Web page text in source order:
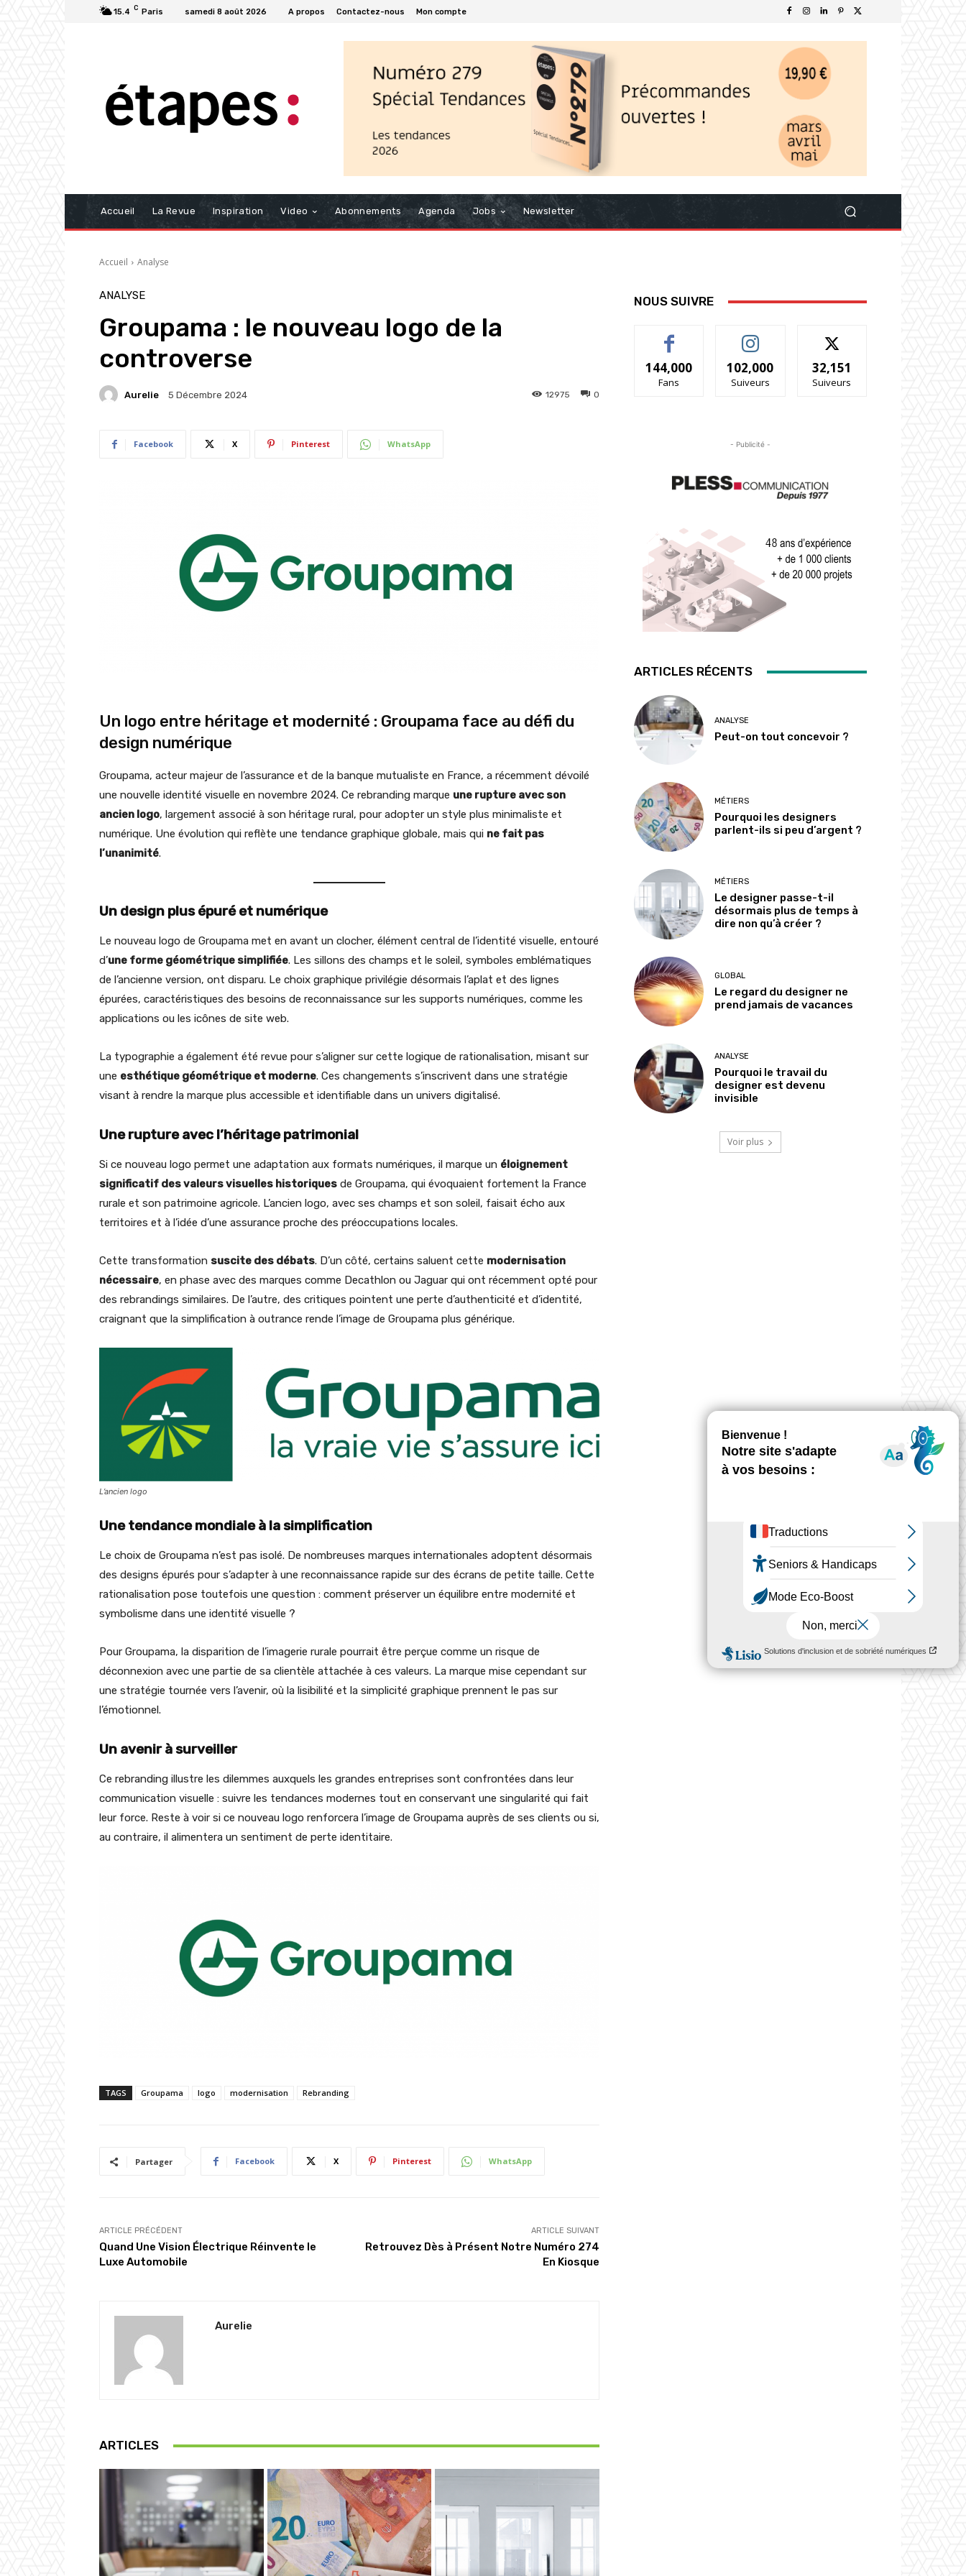
15.4 C Paris samedi 8 août 2026 A propos Contactez-nous Mon compte
Accueil La Revue Inspiration Video Abonnements Agenda Jobs Newsletter
Accueil Analyse
ANALYSE
Groupama : le nouveau logo de la
controverse
Aurelie 5 Décembre 2024 0
12975
Facebook X Pinterest WhatsApp
Un logo entre héritage et modernité : Groupama face au défi du
design numérique
Groupama, acteur majeur de l’assurance et de la banque mutualiste en France, a récemment dévoilé
une nouvelle identité visuelle en novembre 2024. Ce rebranding marque une rupture avec son
ancien logo, largement associé à son héritage rural, pour adopter un style plus minimaliste et
numérique. Une évolution qui reflète une tendance graphique globale, mais qui ne fait pas
l’unanimité.
Un design plus épuré et numérique
Le nouveau logo de Groupama met en avant un clocher, élément central de l’identité visuelle, entouré
d’une forme géométrique simplifiée. Les sillons des champs et le soleil, symboles emblématiques
de l’ancienne version, ont disparu. Le choix graphique privilégie désormais l’aplat et des lignes
épurées, caractéristiques des besoins de reconnaissance sur les supports numériques, comme les
applications ou les icônes de site web.
La typographie a également été revue pour s’aligner sur cette logique de rationalisation, misant sur
une esthétique géométrique et moderne. Ces changements s’inscrivent dans une stratégie
visant à rendre la marque plus accessible et identifiable dans un univers digitalisé.
Une rupture avec l’héritage patrimonial
Si ce nouveau logo permet une adaptation aux formats numériques, il marque un éloignement
significatif des valeurs visuelles historiques de Groupama, qui évoquaient fortement la France
rurale et son patrimoine agricole. L’ancien logo, avec ses champs et son soleil, faisait écho aux
territoires et à l’idée d’une assurance proche des préoccupations locales.
Cette transformation suscite des débats. D’un côté, certains saluent cette modernisation
nécessaire, en phase avec des marques comme Decathlon ou Jaguar qui ont récemment opté pour
des rebrandings similaires. De l’autre, des critiques pointent une perte d’authenticité et d’identité,
craignant que la simplification à outrance rende l’image de Groupama plus générique.
L’ancien logo
Une tendance mondiale à la simplification
Le choix de Groupama n’est pas isolé. De nombreuses marques internationales adoptent désormais
des designs épurés pour s’adapter à une reconnaissance rapide sur des écrans de petite taille. Cette
rationalisation pose toutefois une question : comment préserver un équilibre entre modernité et
symbolisme dans une identité visuelle ?
Pour Groupama, la disparition de l’imagerie rurale pourrait être perçue comme un risque de
déconnexion avec une partie de sa clientèle attachée à ces valeurs. La marque mise cependant sur
une stratégie tournée vers l’avenir, où la lisibilité et la simplicité graphique prennent le pas sur
l’émotionnel.
Un avenir à surveiller
Ce rebranding illustre les dilemmes auxquels les grandes entreprises sont confrontées dans leur
communication visuelle : suivre les tendances modernes tout en conservant une singularité qui fait
leur force. Reste à voir si ce nouveau logo renforcera l’image de Groupama auprès de ses clients ou si,
au contraire, il alimentera un sentiment de perte identitaire.
TAGS Groupama logo modernisation Rebranding
Partager Facebook X Pinterest WhatsApp
ARTICLE PRÉCÉDENT
Quand Une Vision Électrique Réinvente le
Luxe Automobile
ARTICLE SUIVANT
Retrouvez Dès à Présent Notre Numéro 274
En Kiosque
Aurelie
ARTICLES
NOUS SUIVRE
144,000
Fans
102,000
Suiveurs
32,151
Suiveurs
- Publicité -
ARTICLES RÉCENTS
ANALYSE
Peut-on tout concevoir ?
MÉTIERS
Pourquoi les designers
parlent-ils si peu d’argent ?
MÉTIERS
Le designer passe-t-il
désormais plus de temps à
dire non qu’à créer ?
GLOBAL
Le regard du designer ne
prend jamais de vacances
ANALYSE
Pourquoi le travail du
designer est devenu
invisible
Voir plus